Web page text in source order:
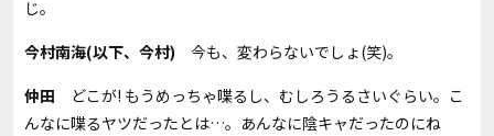
じ。
今村南海(以下、今村) 今も、変わらないでしょ(笑)。
仲田 どこが! もうめっちゃ喋るし、むしろうるさいぐらい。こ
んなに喋るヤツだったとは…。あんなに陰キャだったのにね